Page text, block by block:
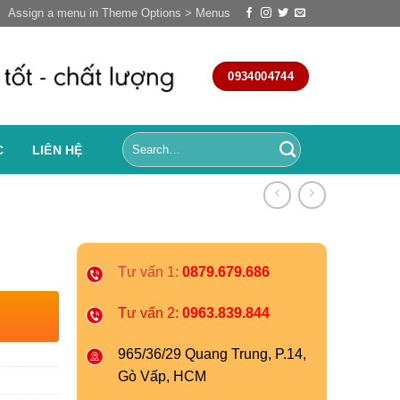
Assign a menu in Theme Options > Menus
0934004744
LIÊN HỆ
Tư vấn 1: 0879.679.686
Tư vấn 2: 0963.839.844
965/36/29 Quang Trung, P.14,
Gò Vấp, HCM